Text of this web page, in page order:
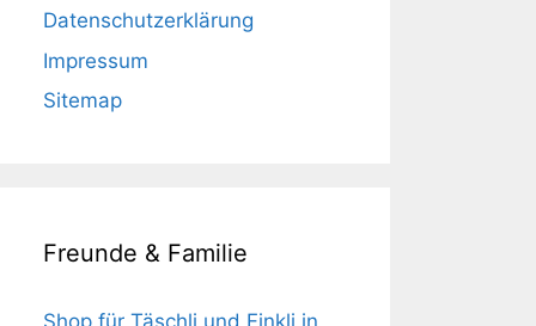
Datenschutzerklärung
Impressum
Sitemap
Freunde & Familie
Shop für Täschli und Finkli in